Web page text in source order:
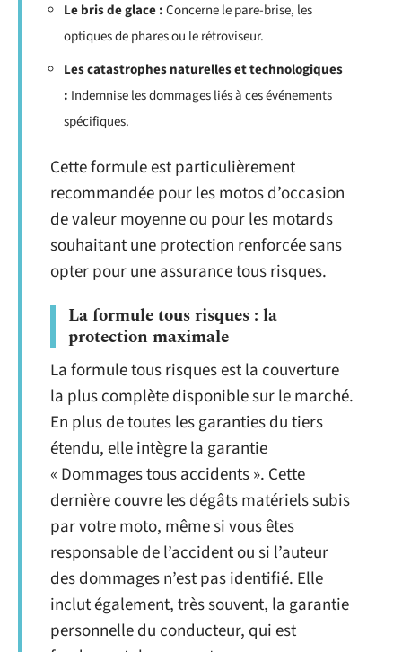
Le bris de glace :Concerne le pare-brise, les
optiques de phares ou le rétroviseur.
Les catastrophes naturelles et technologiques
: Indemnise les dommages liés à ces événements
spécifiques.
Cette formule est particulièrement
recommandée pour les motos d’occasion
de valeur moyenne ou pour les motards
souhaitant une protection renforcée sans
opter pour une assurance tous risques.
La formule tous risques : la
protection maximale
La formule tous risques est la couverture
la plus complète disponible sur le marché.
En plus de toutes les garanties du tiers
étendu, elle intègre la garantie
« Dommages tous accidents ». Cette
dernière couvre les dégâts matériels subis
par votre moto, même si vous êtes
responsable de l’accident ou si l’auteur
des dommages n’est pas identifié. Elle
inclut également, très souvent, la garantie
personnelle du conducteur, qui est